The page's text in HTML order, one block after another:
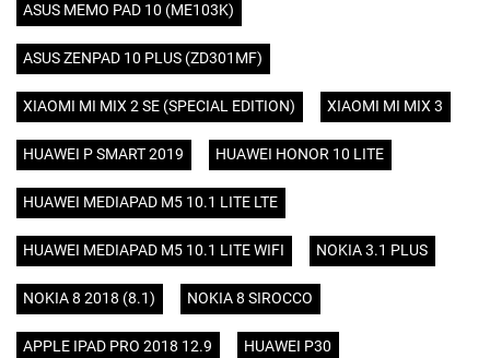
ASUS MEMO PAD 10 (ME103K)
ASUS ZENPAD 10 PLUS (ZD301MF)
XIAOMI MI MIX 2 SE (SPECIAL EDITION) XIAOMI MI MIX 3
HUAWEI P SMART 2019 HUAWEI HONOR 10 LITE
HUAWEI MEDIAPAD M5 10.1 LITE LTE
HUAWEI MEDIAPAD M5 10.1 LITE WIFI NOKIA 3.1 PLUS
NOKIA 8 2018 (8.1) NOKIA 8 SIROCCO
APPLE IPAD PRO 2018 12.9 HUAWEI P30